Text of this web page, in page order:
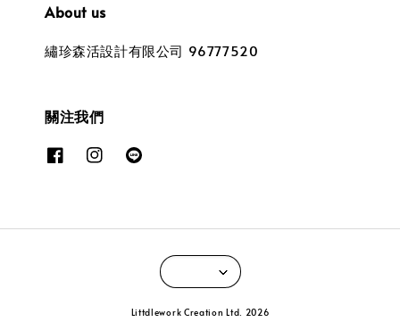
About us
繡珍森活設計有限公司 96777520
關注我們
Littdlework Creation Ltd. 2026